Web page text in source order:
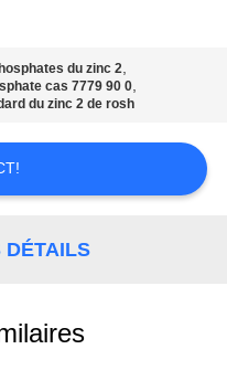
du zinc 2,
cas 7779 90 0,
du zinc 2 de rosh
DÉTAILS